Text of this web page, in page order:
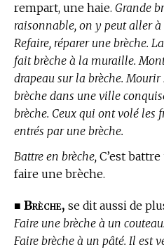
rempart, une haie. Grande
raisonnable, on y peut aller à
Refaire, réparer une brèche.
fait brèche à la muraille.
drapeau sur la brèche.
brèche dans une ville
brèche. Ceux qui ont volé les
entrés par une brèche.
Battre en brèche, C’est
faire une brèche.
■ Brèche, se dit aussi de
Faire une brèche à un
Faire brèche à un pâté. Il est